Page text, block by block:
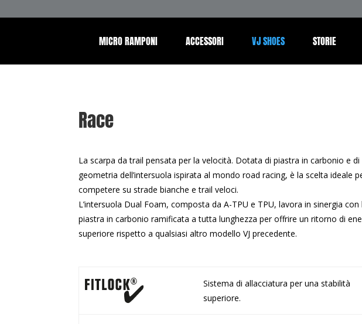
MICRO RAMPONI ACCESSORI VJ SHOES STORIE
Race
La scarpa da trail pensata per la velocità. Dotata di piastra in carbonio e di
geometria dell’intersuola ispirata al mondo road racing, è la scelta ideale
competere su strade bianche e trail veloci.
L’intersuola Dual Foam, composta da A-TPU e TPU, lavora in sinergia con
piastra in carbonio ramificata a tutta lunghezza per offrire un ritorno di
superiore rispetto a qualsiasi altro modello VJ precedente.
Sistema di allacciatura per una stabilità
superiore.